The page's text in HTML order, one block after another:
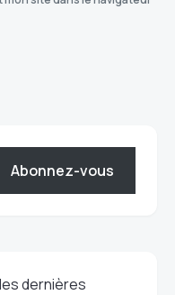
Abonnez-vous
dernières